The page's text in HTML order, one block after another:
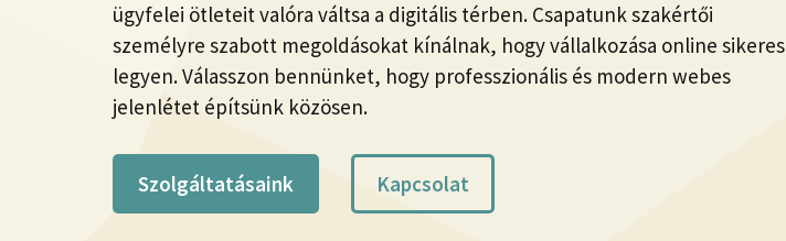
ügyfelei ötleteit valóra váltsa a digitális térben. Csapatunk szakértői
személyre szabott megoldásokat kínálnak, hogy vállalkozása online sikeres
legyen. Válasszon bennünket, hogy professzionális és modern webes
jelenlétet építsünk közösen.
Szolgáltatásaink Kapcsolat